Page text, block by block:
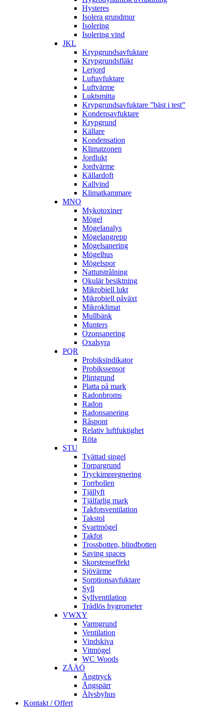
Hysteres
Isolera grundmur
Isolering
Isolering vind
JKL
Krypgrundsavfuktare
Krypgrundsfläkt
Lerjord
Luftavfuktare
Luftvärme
Luktsmitta
Krypgrundsavfuktare ”bäst i test”
Kondensavfuktare
Krypgrund
Källare
Kondensation
Klimatzonen
Jordlukt
Jordvärme
Källardoft
Kallvind
Klimatkammare
MNO
Mykotoxiner
Mögel
Mögelanalys
Mögelangrepp
Mögelsanering
Mögelhus
Mögelspor
Nattutstrålning
Okulär besiktning
Mikrobiell lukt
Mikrobiell påväxt
Mikroklimat
Mullbänk
Munters
Ozonsanering
Oxalsyra
PQR
Probiksindikator
Probikssensor
Plintgrund
Platta på mark
Radonbroms
Radon
Radonsanering
Råspont
Relativ luftfuktighet
Röta
STU
Tvättad singel
Torpargrund
Tryckimpregnering
Torrbollen
Tjällyft
Tjälfarlig mark
Takfotsventilation
Takstol
Svartmögel
Takfot
Trossbotten, blindbotten
Saving spaces
Skorstenseffekt
Sjövärme
Sorptionsavfuktare
Syll
Syllventilation
Trådlös hygrometer
VWXY
Varmgrund
Ventilation
Vindskiva
Vitmögel
WC Woods
ZÅÄÖ
Ångtryck
Ångspärr
Älvsbyhus
Kontakt / Offert